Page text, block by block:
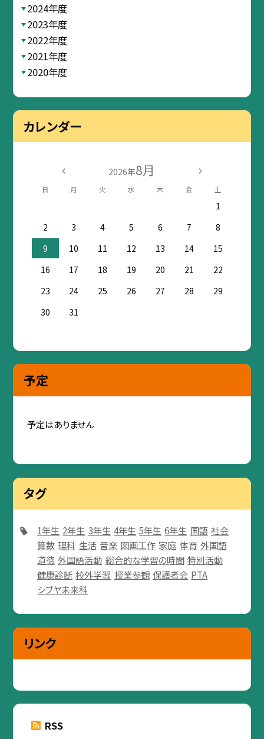
2024年度
2023年度
2022年度
2021年度
2020年度
カレンダー
2026年8月
日 月 火 水 木 金 土
1
2
3 4 5 6 7
8
9
10 11 12 13 14
15
16
17 18 19 20 21
22
23
24 25 26 27 28
29
30
31
予定
予定はありません
タグ
1年生 2年生 3年生 4年生 5年生 6年生 国語 社会
算数 理科 生活 音楽 図画工作 家庭 体育 外国語
道徳 外国語活動 総合的な学習の時間 特別活動
健康診断 校外学習 授業参観 保護者会 PTA
シブヤ未来科
リンク
RSS